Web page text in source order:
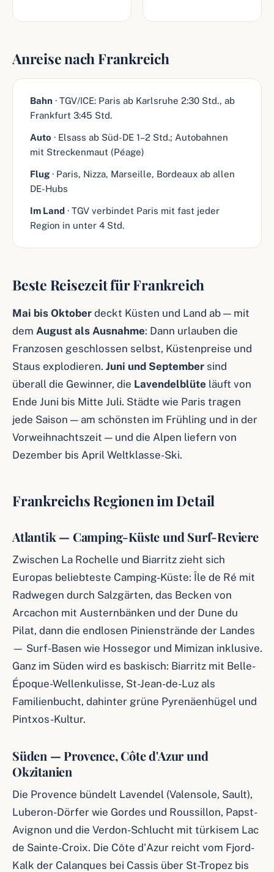
Anreise nach Frankreich
Bahn · TGV/ICE: Paris ab Karlsruhe 2:30 Std., ab
Frankfurt 3:45 Std.
Auto · Elsass ab Süd-DE 1–2 Std.; Autobahnen
mit Streckenmaut (Péage)
Flug · Paris, Nizza, Marseille, Bordeaux ab allen
DE-Hubs
Im Land · TGV verbindet Paris mit fast jeder
Region in unter 4 Std.
Beste Reisezeit für Frankreich
Mai bis Oktober deckt Küsten und Land ab — mit
dem August als Ausnahme: Dann urlauben die
Franzosen geschlossen selbst, Küstenpreise und
Staus explodieren. Juni und September sind
überall die Gewinner, die Lavendelblüte läuft von
Ende Juni bis Mitte Juli. Städte wie Paris tragen
jede Saison — am schönsten im Frühling und in der
Vorweihnachtszeit — und die Alpen liefern von
Dezember bis April Weltklasse-Ski.
Frankreichs Regionen im Detail
Atlantik — Camping-Küste und Surf-Reviere
Zwischen La Rochelle und Biarritz zieht sich
Europas beliebteste Camping-Küste: Île de Ré mit
Radwegen durch Salzgärten, das Becken von
Arcachon mit Austernbänken und der Dune du
Pilat, dann die endlosen Pinienstrände der Landes
— Surf-Basen wie Hossegor und Mimizan inklusive.
Ganz im Süden wird es baskisch: Biarritz mit Belle-
Époque-Wellenkulisse, St-Jean-de-Luz als
Familienbucht, dahinter grüne Pyrenäenhügel und
Pintxos-Kultur.
Süden — Provence, Côte d'Azur und
Okzitanien
Die Provence bündelt Lavendel (Valensole, Sault),
Luberon-Dörfer wie Gordes und Roussillon, Papst-
Avignon und die Verdon-Schlucht mit türkisem Lac
de Sainte-Croix. Die Côte d'Azur reicht vom Fjord-
Kalk der Calanques bei Cassis über St-Tropez bis